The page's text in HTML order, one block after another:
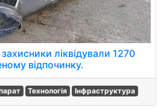
ліквідували 1270
відпочинку.
Технологія Інфраструктура